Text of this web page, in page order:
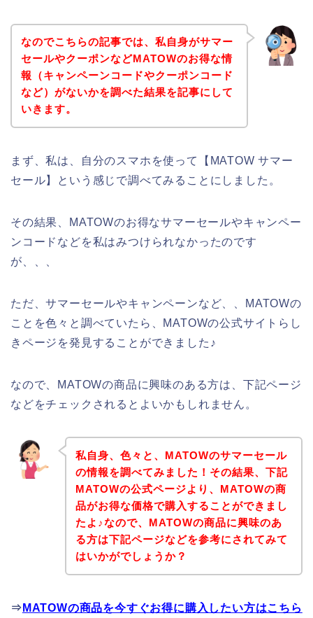
なのでこちらの記事では、私自身がサマー
セールやクーポンなどMATOWのお得な情
報（キャンペーンコードやクーポンコード
など）がないかを調べた結果を記事にして
いきます。
まず、私は、自分のスマホを使って【MATOW サマー
セール】という感じで調べてみることにしました。
その結果、MATOWのお得なサマーセールやキャンペー
ンコードなどを私はみつけられなかったのです
が、、、
ただ、サマーセールやキャンペーンなど、、MATOWの
ことを色々と調べていたら、MATOWの公式サイトらし
きページを発見することができました♪
なので、MATOWの商品に興味のある方は、下記ページ
などをチェックされるとよいかもしれません。
私自身、色々と、MATOWのサマーセール
の情報を調べてみました！その結果、下記
MATOWの公式ページより、MATOWの商
品がお得な価格で購入することができまし
たよ♪なので、MATOWの商品に興味のあ
る方は下記ページなどを参考にされてみて
はいかがでしょうか？
⇒ MATOWの商品を今すぐお得に購入したい方はこちら